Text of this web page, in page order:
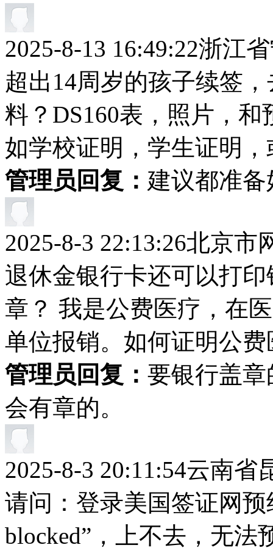
2025-8-13 16:49:22浙江
超出14周岁的孩子续签
料？DS160表，照片，
如学校证明，学生证明
管理员回复： 建议都准备
2025-8-3 22:13:26北京市
退休金银行卡还可以打
章？ 我是公费医疗，在
单位报销。如何证明公
管理员回复： 要银行盖
会有章的。
2025-8-3 20:11:54云南省
请问：登录美国签证网预
blocked”，上不去，无法